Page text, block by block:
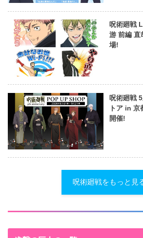
呪術廻戦
游 前編 直
場!
呪術廻戦
トア in 京
開催!
呪術廻戦をもっと見